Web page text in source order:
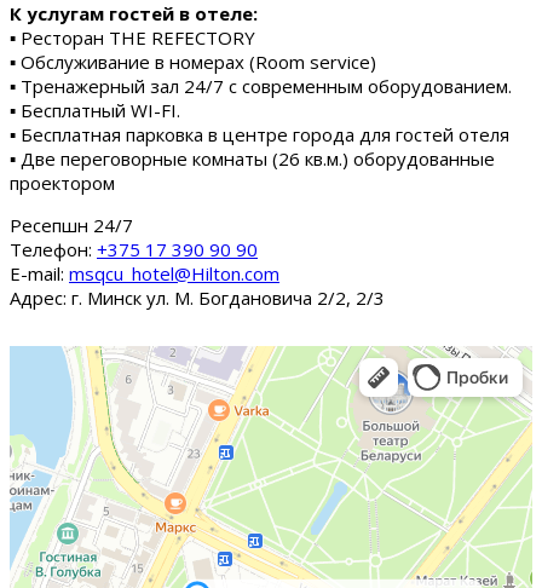
К услугам гостей в отеле:
▪ Ресторан THE REFECTORY
▪ Обслуживание в номерах (Room service)
▪ Тренажерный зал 24/7 с современным оборудованием.
▪ Бесплатный WI-FI.
▪ Бесплатная парковка в центре города для гостей отеля
▪ Две переговорные комнаты (26 кв.м.) оборудованные
проектором
Ресепшн 24/7
Tелефон: +375 17 390 90 90
E-mail: msqcu_hotel@Hilton.com
Адрес: г. Минск ул. М. Богдановича 2/2, 2/3